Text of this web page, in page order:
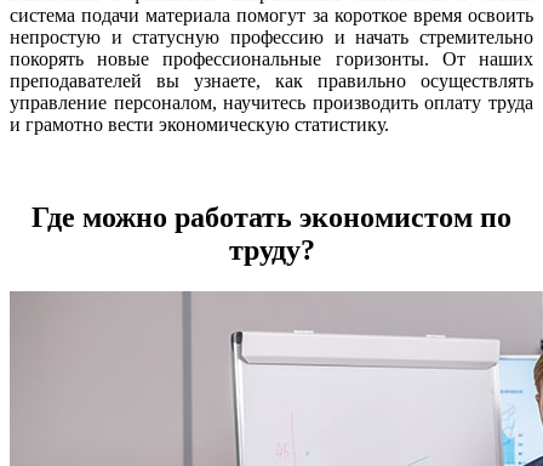
система подачи материала помогут за короткое время освоить
непростую и статусную профессию и начать стремительно
покорять новые профессиональные горизонты. От наших
преподавателей вы узнаете, как правильно осуществлять
управление персоналом, научитесь производить оплату труда
и грамотно вести экономическую статистику.
Где можно работать экономистом по
труду?